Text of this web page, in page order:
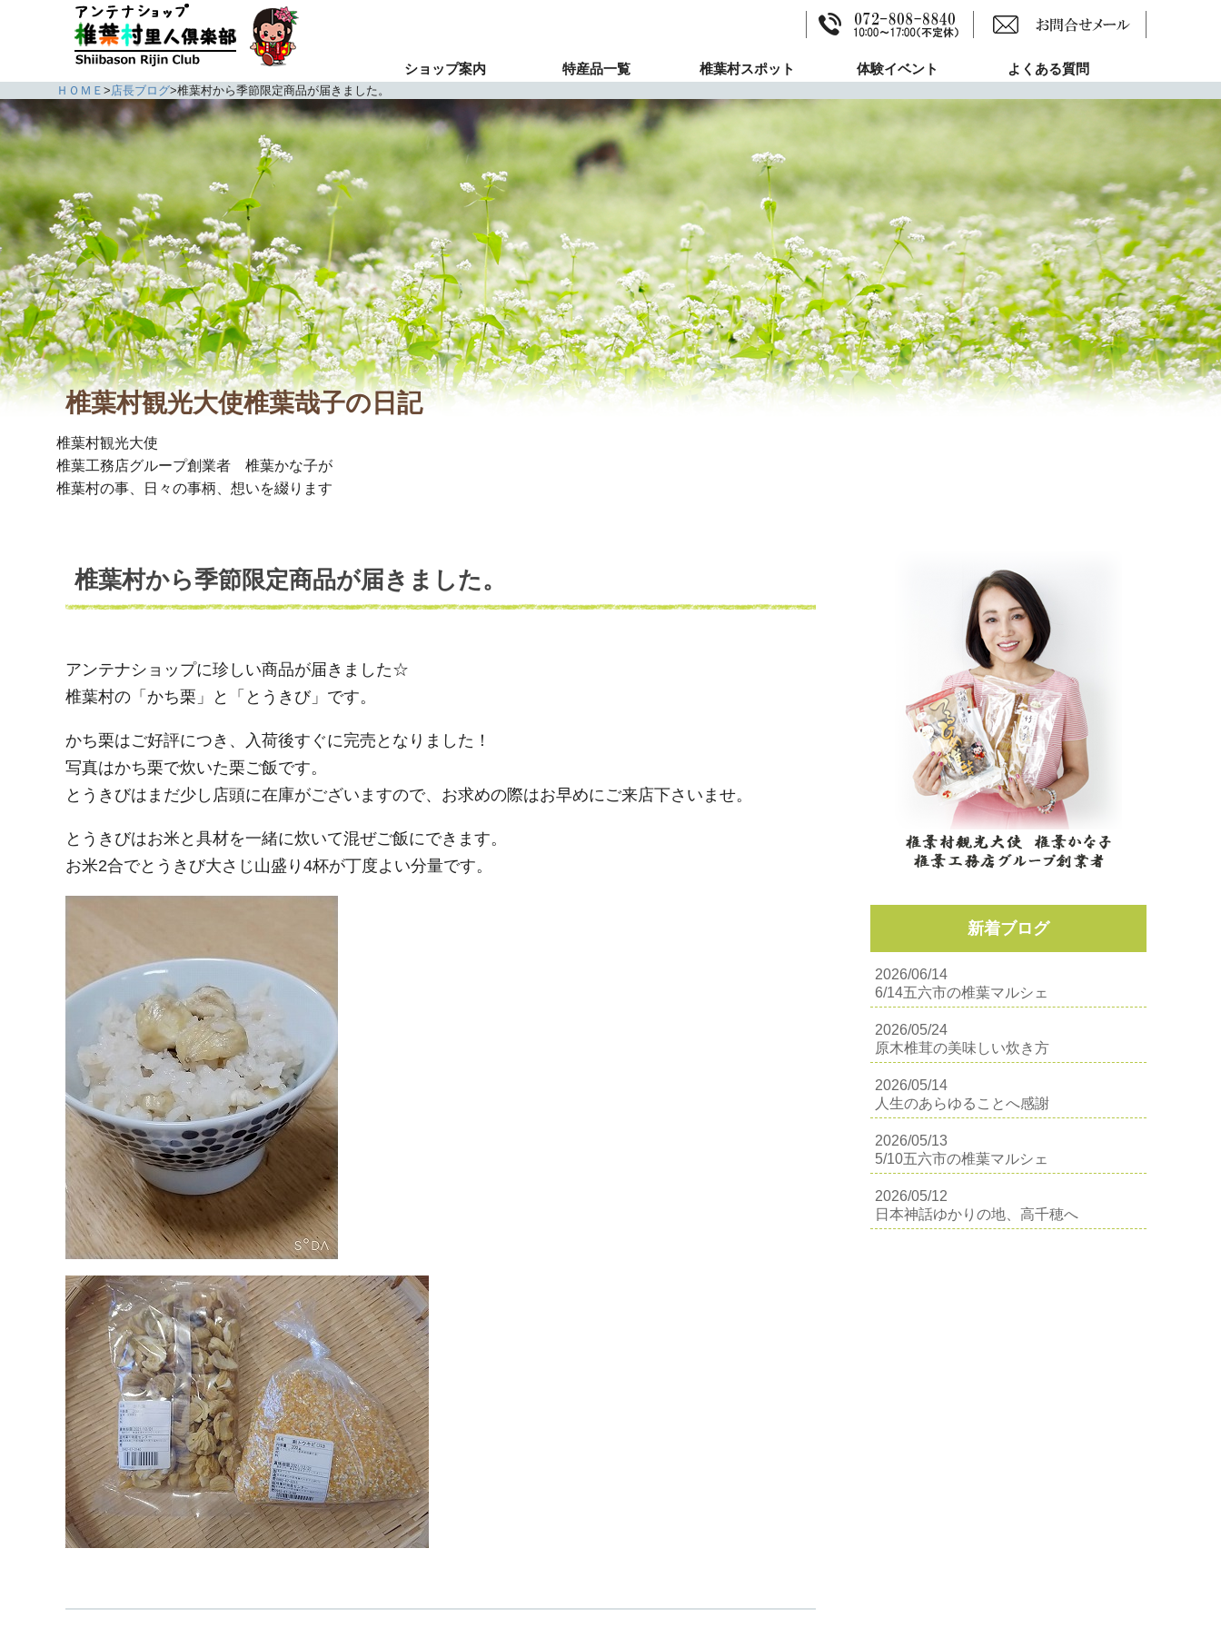
ショップ案内 特産品一覧 椎葉村スポット 体験イベント よくある質問
ＨＯＭＥ >店長ブログ>椎葉村から季節限定商品が届きました。
椎葉村観光大使椎葉哉子の日記
椎葉村観光大使
椎葉工務店グループ創業者 椎葉かな子が
椎葉村の事、日々の事柄、想いを綴ります
椎葉村から季節限定商品が届きました。
アンテナショップに珍しい商品が届きました☆
椎葉村の「かち栗」と「とうきび」です。
かち栗はご好評につき、入荷後すぐに完売となりました！
写真はかち栗で炊いた栗ご飯です。
とうきびはまだ少し店頭に在庫がございますので、お求めの際はお早めにご来店下さいませ。
とうきびはお米と具材を一緒に炊いて混ぜご飯にできます。
お米2合でとうきび大さじ山盛り4杯が丁度よい分量です。
新着ブログ
2026/06/14
6/14五六市の椎葉マルシェ
2026/05/24
原木椎茸の美味しい炊き方
2026/05/14
人生のあらゆることへ感謝
2026/05/13
5/10五六市の椎葉マルシェ
2026/05/12
日本神話ゆかりの地、高千穂へ